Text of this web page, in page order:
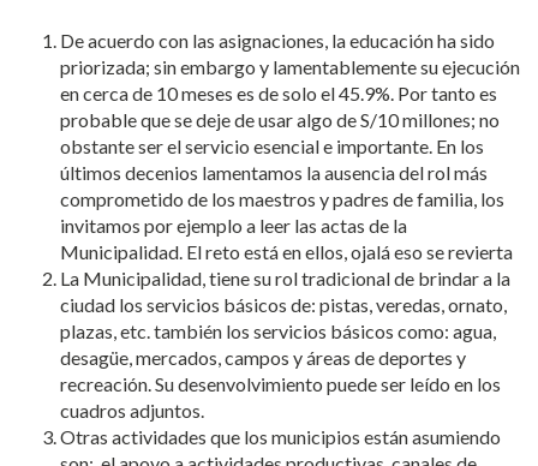
De acuerdo con las asignaciones, la educación ha sido
priorizada; sin embargo y lamentablemente su ejecución
en cerca de 10 meses es de solo el 45.9%. Por tanto es
probable que se deje de usar algo de S/10 millones; no
obstante ser el servicio esencial e importante. En los
últimos decenios lamentamos la ausencia del rol más
comprometido de los maestros y padres de familia, los
invitamos por ejemplo a leer las actas de la
Municipalidad. El reto está en ellos, ojalá eso se revierta
La Municipalidad, tiene su rol tradicional de brindar a la
ciudad los servicios básicos de: pistas, veredas, ornato,
plazas, etc. también los servicios básicos como: agua,
desagüe, mercados, campos y áreas de deportes y
recreación. Su desenvolvimiento puede ser leído en los
cuadros adjuntos.
Otras actividades que los municipios están asumiendo